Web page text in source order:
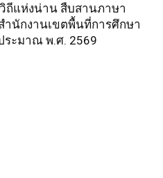
ถีแห่งน่าน สืบสานภาษา
ำนักงานเขตพื้นที่การศึกษา
ระมาณ พ.ศ. 2569